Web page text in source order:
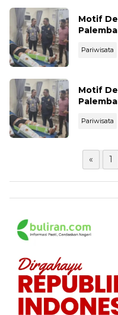
Motif
Pariwisata
Motif
Pariwisata
« 1